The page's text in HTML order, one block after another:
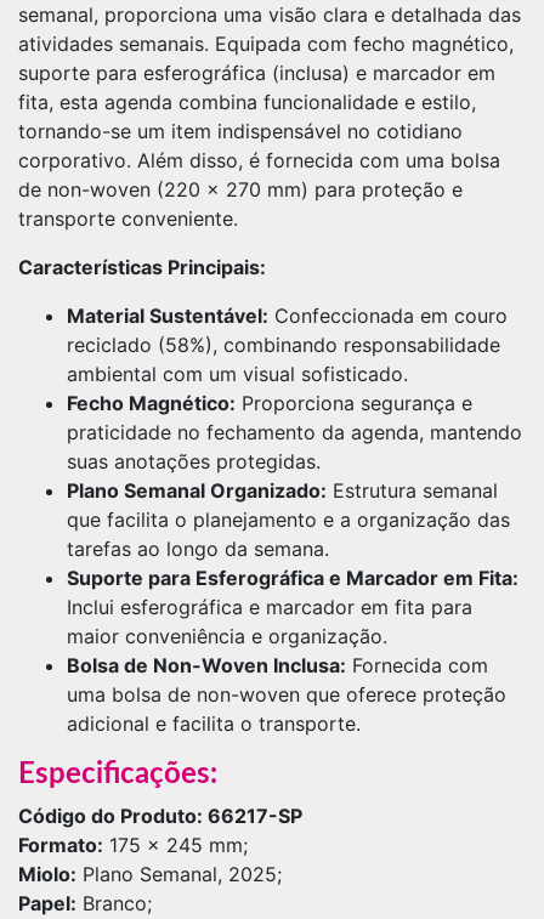
semanal, proporciona uma visão clara e detalhada das
atividades semanais. Equipada com fecho magnético,
suporte para esferográfica (inclusa) e marcador em
fita, esta agenda combina funcionalidade e estilo,
tornando-se um item indispensável no cotidiano
corporativo. Além disso, é fornecida com uma bolsa
de non-woven (220 x 270 mm) para proteção e
transporte conveniente.
Características Principais:
Material Sustentável: Confeccionada em couro
reciclado (58%), combinando responsabilidade
ambiental com um visual sofisticado.
Fecho Magnético: Proporciona segurança e
praticidade no fechamento da agenda, mantendo
suas anotações protegidas.
Plano Semanal Organizado: Estrutura semanal
que facilita o planejamento e a organização das
tarefas ao longo da semana.
Suporte para Esferográfica e Marcador em Fita:
Inclui esferográfica e marcador em fita para
maior conveniência e organização.
Bolsa de Non-Woven Inclusa: Fornecida com
uma bolsa de non-woven que oferece proteção
adicional e facilita o transporte.
Especificações:
Código do Produto: 66217-SP
Formato: 175 x 245 mm;
Miolo: Plano Semanal, 2025;
Papel: Branco;